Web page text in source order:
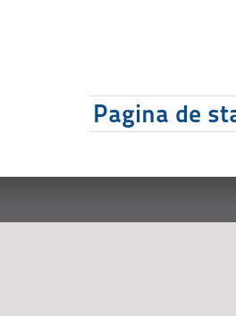
Pagina de